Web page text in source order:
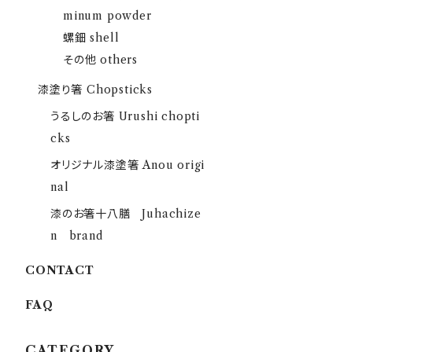
minum powder
螺鈿 shell
その他 others
漆塗り箸 Chopsticks
うるしのお箸 Urushi chopti
cks
オリジナル漆塗箸 Anou origi
nal
漆のお箸十八膳 Juhachize
n brand
CONTACT
FAQ